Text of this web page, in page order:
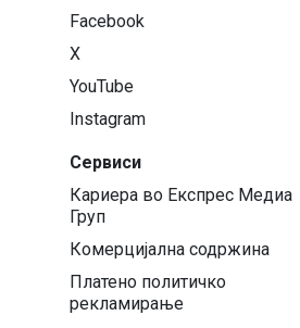
Facebook
X
YouTube
Instagram
Сервиси
Кариера во Експрес Медиа
Груп
Комерцијална содржина
Платено политичко
рекламирање